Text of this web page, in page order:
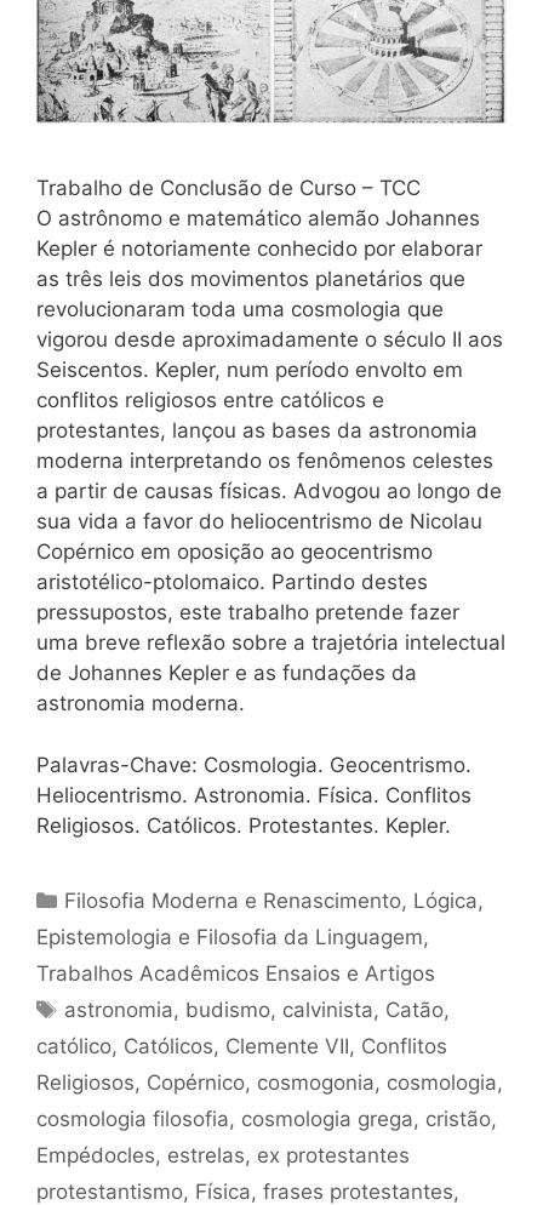
Trabalho de Conclusão de Curso – TCC
O astrônomo e matemático alemão Johannes
Kepler é notoriamente conhecido por elaborar
as três leis dos movimentos planetários que
revolucionaram toda uma cosmologia que
vigorou desde aproximadamente o século II aos
Seiscentos. Kepler, num período envolto em
conflitos religiosos entre católicos e
protestantes, lançou as bases da astronomia
moderna interpretando os fenômenos celestes
a partir de causas físicas. Advogou ao longo de
sua vida a favor do heliocentrismo de Nicolau
Copérnico em oposição ao geocentrismo
aristotélico-ptolomaico. Partindo destes
pressupostos, este trabalho pretende fazer
uma breve reflexão sobre a trajetória intelectual
de Johannes Kepler e as fundações da
astronomia moderna.
Palavras-Chave: Cosmologia. Geocentrismo.
Heliocentrismo. Astronomia. Física. Conflitos
Religiosos. Católicos. Protestantes. Kepler.
Categorias
Filosofia Moderna e Renascimento, Lógica,
Epistemologia e Filosofia da Linguagem,
Trabalhos Acadêmicos Ensaios e Artigos
Tags
astronomia, budismo, calvinista, Catão,
católico, Católicos, Clemente VII, Conflitos
Religiosos, Copérnico, cosmogonia, cosmologia,
cosmologia filosofia, cosmologia grega, cristão,
Empédocles, estrelas, ex protestantes
protestantismo, Física, frases protestantes,